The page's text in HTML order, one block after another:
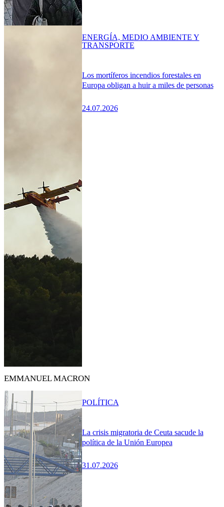
Los mortíferos incendios forestales en
Europa obligan a huir a miles de personas
24.07.2026
ENERGÍA, MEDIO AMBIENTE Y
TRANSPORTE
EMMANUEL MACRON
La crisis migratoria de Ceuta sacude la
política de la Unión Europea
31.07.2026
POLÍTICA